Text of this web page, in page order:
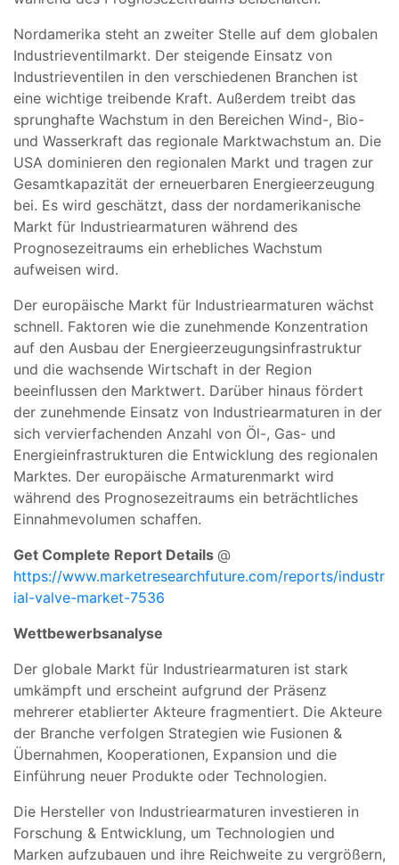
Nordamerika steht an zweiter Stelle auf dem globalen
Industrieventilmarkt. Der steigende Einsatz von
Industrieventilen in den verschiedenen Branchen ist
eine wichtige treibende Kraft. Außerdem treibt das
sprunghafte Wachstum in den Bereichen Wind-, Bio-
und Wasserkraft das regionale Marktwachstum an. Die
USA dominieren den regionalen Markt und tragen zur
Gesamtkapazität der erneuerbaren Energieerzeugung
bei. Es wird geschätzt, dass der nordamerikanische
Markt für Industriearmaturen während des
Prognosezeitraums ein erhebliches Wachstum
aufweisen wird.
Der europäische Markt für Industriearmaturen wächst
schnell. Faktoren wie die zunehmende Konzentration
auf den Ausbau der Energieerzeugungsinfrastruktur
und die wachsende Wirtschaft in der Region
beeinflussen den Marktwert. Darüber hinaus fördert
der zunehmende Einsatz von Industriearmaturen in der
sich vervierfachenden Anzahl von Öl-, Gas- und
Energieinfrastrukturen die Entwicklung des regionalen
Marktes. Der europäische Armaturenmarkt wird
während des Prognosezeitraums ein beträchtliches
Einnahmevolumen schaffen.
Get Complete Report Details @
https://www.marketresearchfuture.com/reports/industr
ial-valve-market-7536
Wettbewerbsanalyse
Der globale Markt für Industriearmaturen ist stark
umkämpft und erscheint aufgrund der Präsenz
mehrerer etablierter Akteure fragmentiert. Die Akteure
der Branche verfolgen Strategien wie Fusionen &
Übernahmen, Kooperationen, Expansion und die
Einführung neuer Produkte oder Technologien.
Die Hersteller von Industriearmaturen investieren in
Forschung & Entwicklung, um Technologien und
Marken aufzubauen und ihre Reichweite zu vergrößern,